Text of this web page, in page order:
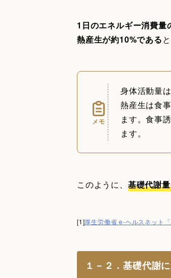
1日のエネルギー消費
熱産生が約10%である
メモ
身体活動量
熱産生は食
ます。食事
ます。
このように、 基礎代謝
[1]厚生労働省 e-ヘルスネット
１－２．基礎代謝